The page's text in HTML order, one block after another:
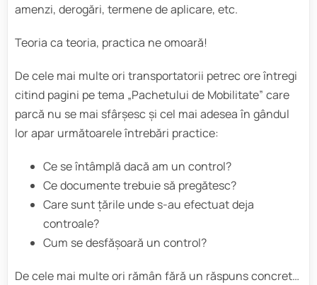
amenzi, derogări, termene de aplicare, etc.
Teoria ca teoria, practica ne omoară!
De cele mai multe ori transportatorii petrec ore întregi
citind pagini pe tema „Pachetului de Mobilitate” care
parcă nu se mai sfârșesc și cel mai adesea în gândul
lor apar următoarele întrebări practice:
Ce se întâmplă dacă am un control?
Ce documente trebuie să pregătesc?
Care sunt țările unde s-au efectuat deja
controale?
Cum se desfășoară un control?
De cele mai multe ori rămân fără un răspuns concret…